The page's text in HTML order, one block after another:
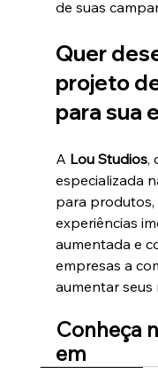
de suas
Quer
projeto
para sua
A Lou Studios,
especializada
para produtos,
experiências
aumentada e
empresas a
aumentar seus
Conheça
em